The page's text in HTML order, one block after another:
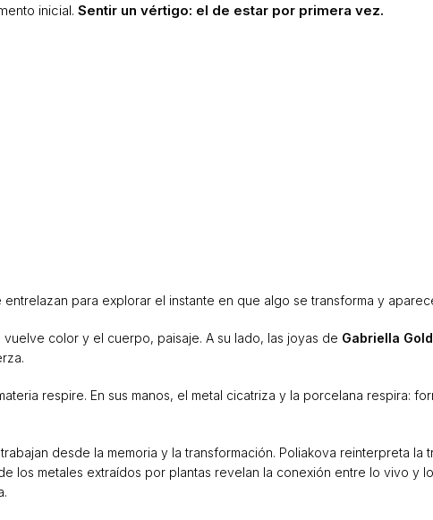
inicial. Sentir un vértigo: el de estar por primera vez.
para explorar el instante en que algo se transforma y
color y el cuerpo, paisaje. A su lado, las joyas de Gabriella
respire. En sus manos, el metal cicatriza y la porcelana respira:
trabajan desde la memoria y la transformación. Poliakova reinterpreta
los metales extraídos por plantas revelan la conexión entre lo vivo y